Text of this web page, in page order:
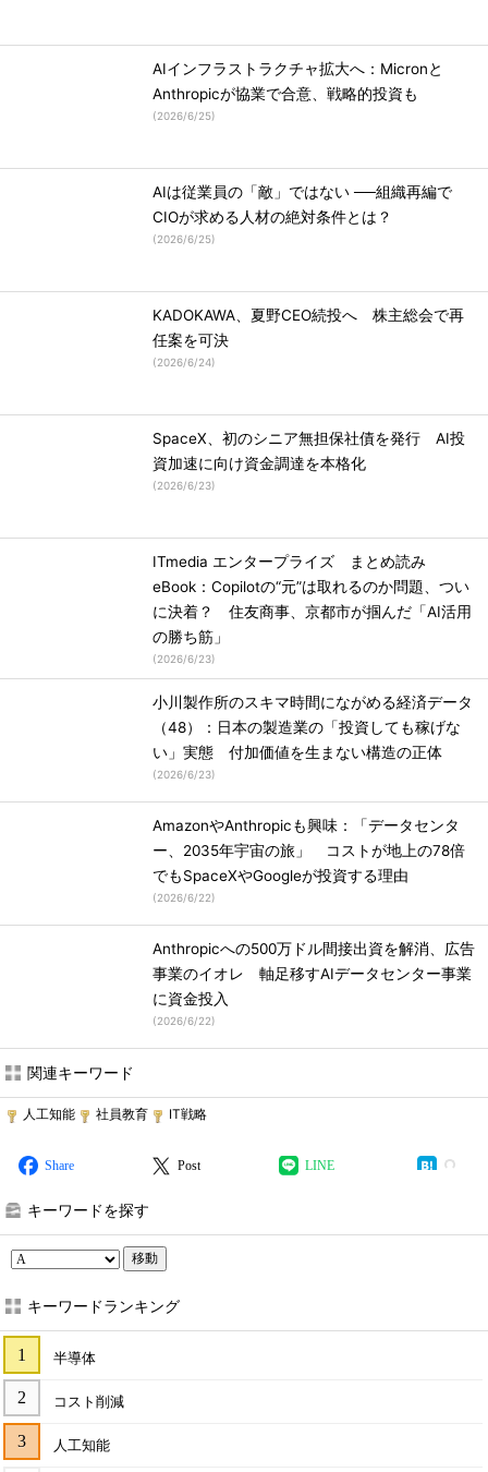
AIインフラストラクチャ拡大へ：Micronと
Anthropicが協業で合意、戦略的投資も
(2026/6/25)
AIは従業員の「敵」ではない ──組織再編で
CIOが求める人材の絶対条件とは？
(2026/6/25)
KADOKAWA、夏野CEO続投へ 株主総会で再
任案を可決
(2026/6/24)
SpaceX、初のシニア無担保社債を発行 AI投
資加速に向け資金調達を本格化
(2026/6/23)
ITmedia エンタープライズ まとめ読み
eBook：Copilotの“元”は取れるのか問題、つい
に決着？ 住友商事、京都市が掴んだ「AI活用
の勝ち筋」
(2026/6/23)
小川製作所のスキマ時間にながめる経済データ
（48）：日本の製造業の「投資しても稼げな
い」実態 付加価値を生まない構造の正体
(2026/6/23)
AmazonやAnthropicも興味：「データセンタ
ー、2035年宇宙の旅」 コストが地上の78倍
でもSpaceXやGoogleが投資する理由
(2026/6/22)
Anthropicへの500万ドル間接出資を解消、広告
事業のイオレ 軸足移すAIデータセンター事業
に資金投入
(2026/6/22)
関連キーワード
人工知能 社員教育 IT戦略
Share Post LINE
キーワードを探す
移動
キーワードランキング
半導体
コスト削減
人工知能